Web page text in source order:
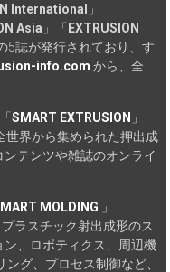
International
」
Asia 」「 EXTRUSION
5誌が発行されており、す
info.com から、全
SMART EXTRUSION 」
世界から集められた押出成
テンツや雑誌のオンライ
MOLDING 」
ラスチック射出成形のス
、ロボティクス、周辺機
グ、プロセス制御など、